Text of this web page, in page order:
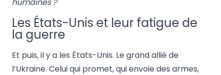
Les États-Unis et leur fatigue de
la guerre
Et puis, il y a les États-Unis. Le grand allié de
l’Ukraine. Celui qui promet, qui envoie des armes,